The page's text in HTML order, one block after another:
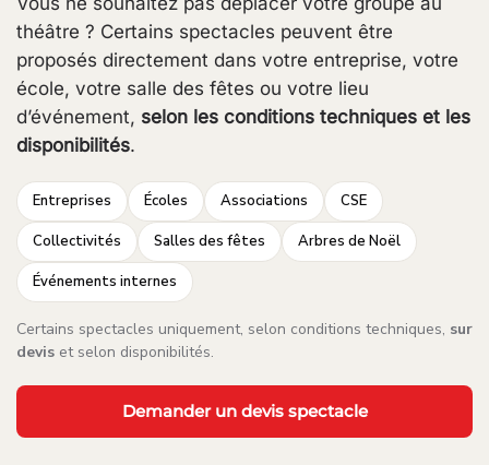
théâtre ? Certains spectacles peuvent être
proposés directement dans votre entreprise, votre
école, votre salle des fêtes ou votre lieu
d’événement, selon les conditions techniques et les
disponibilités.
Entreprises Écoles Associations CSE
Collectivités Salles des fêtes Arbres de Noël
Événements internes
Certains spectacles uniquement, selon conditions techniques, sur
devis et selon disponibilités.
Demander un devis spectacle